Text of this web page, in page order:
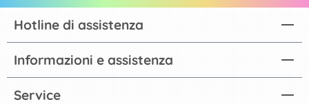
Hotline di assistenza
Informazioni e assistenza
Service